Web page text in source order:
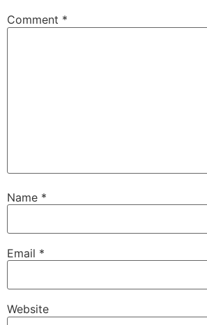
Comment *
Name *
Email *
Website